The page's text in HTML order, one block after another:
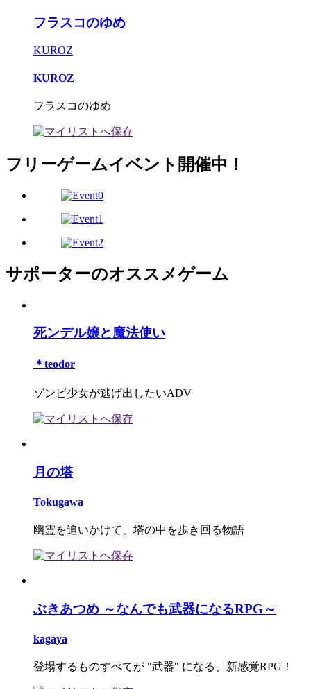
フラスコのゆめ
KUROZ
KUROZ
フラスコのゆめ
フリーゲームイベント開催中！
サポーターのオススメゲーム
死ンデル嬢と魔法使い
＊teodor
ゾンビ少女が逃げ出したいADV
月の塔
Tokugawa
幽霊を追いかけて、塔の中を歩き回る物語
ぶきあつめ ～なんでも武器になるRPG～
kagaya
登場するものすべてが "武器" になる、新感覚RPG！